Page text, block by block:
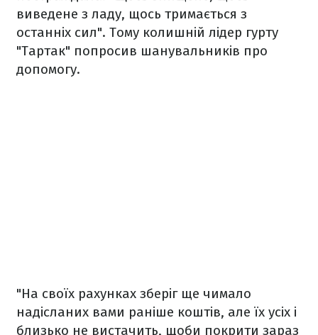
виведене з ладу, щось тримається з
останніх сил". Тому колишній лідер гурту
"Тартак" попросив шанувальників про
допомогу.
"На своїх рахунках зберіг ще чимало
надісланих вами раніше коштів, але їх усіх і
близько не вистачить, щоби покрити зараз